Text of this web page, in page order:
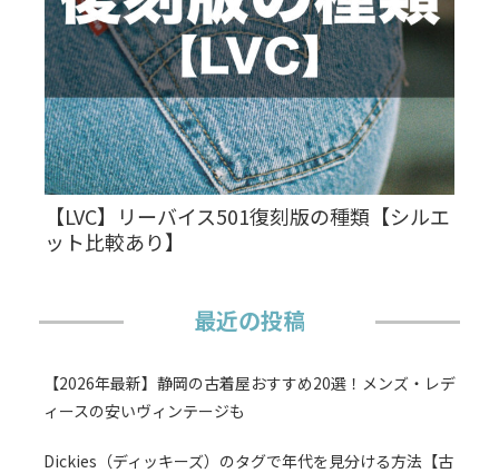
【LVC】リーバイス501復刻版の種類【シルエ
ット比較あり】
最近の投稿
【2026年最新】静岡の古着屋おすすめ20選！メンズ・レデ
ィースの安いヴィンテージも
Dickies（ディッキーズ）のタグで年代を見分ける方法【古